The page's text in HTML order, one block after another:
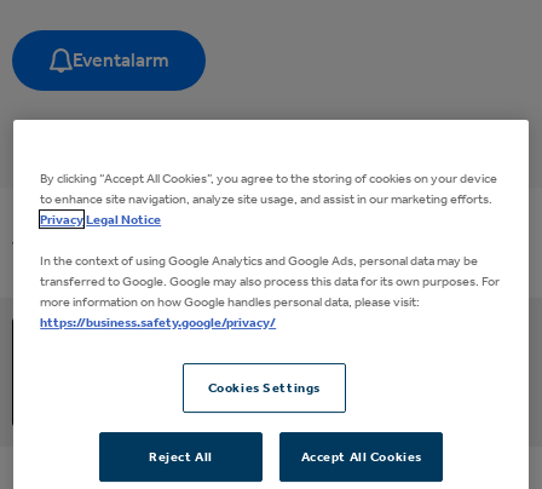
Eventalarm
Vergangene Events
Samstag |
By clicking “Accept All Cookies”, you agree to the storing of cookies on your device
to enhance site navigation, analyze site usage, and assist in our marketing efforts.
PrivacyLegal Notice
In the context of using Google Analytics and Google Ads, personal data may be
transferred to Google. Google may also process this data for its own purposes. For
more information on how Google handles personal data, please visit:
https://business.safety.google/privacy/
Cookies Settings
Reject All Accept All Cookies